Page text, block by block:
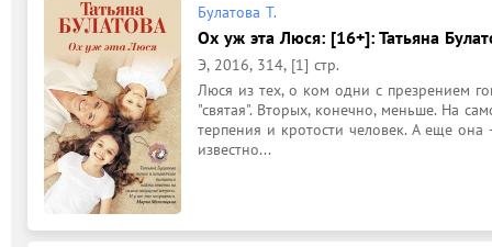
Булатова Т.
Ох уж эта Люся: [16+]: Татьяна
Э, 2016, 314, [1] стр.
Люся из тех, о ком одни с презрением
"святая". Вторых, конечно, меньше. На
терпения и кротости человек. А еще она
известно...